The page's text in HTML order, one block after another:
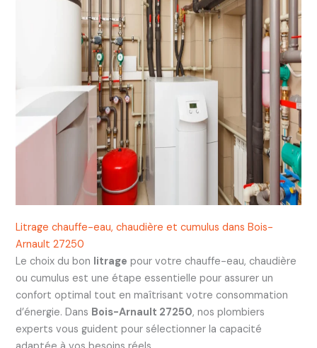
Litrage chauffe-eau, chaudière et cumulus dans Bois-
Arnault 27250
Le choix du bon litrage pour votre chauffe-eau, chaudière
ou cumulus est une étape essentielle pour assurer un
confort optimal tout en maîtrisant votre consommation
d’énergie. Dans Bois-Arnault 27250, nos plombiers
experts vous guident pour sélectionner la capacité